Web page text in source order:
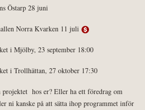
Östarp 28 juni
Norra Kvarken 11 juli
i Mjölby, 23 september 18:00
i Trollhättan, 27 oktober 17:30
hos er? Eller ha ett föredrag om
ni kanske på att sätta ihop programmet inför